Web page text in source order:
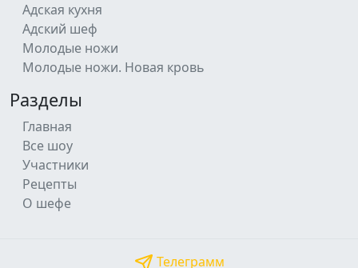
Адская кухня
Адский шеф
Молодые ножи
Молодые ножи. Новая кровь
Разделы
Главная
Все шоу
Участники
Рецепты
О шефе
Телеграмм